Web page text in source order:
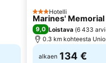
3 Tähtiluokitus
Hotelli
Marines'
9,0 Loistava (6 433
0.3 km kohteesta
alkaen 134 €